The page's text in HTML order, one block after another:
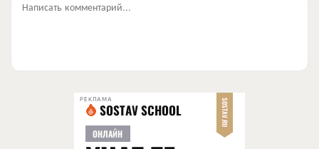
Написать комментарий...
РЕКЛАМА